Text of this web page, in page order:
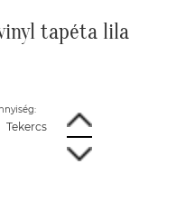
tapéta lila
Tekercs